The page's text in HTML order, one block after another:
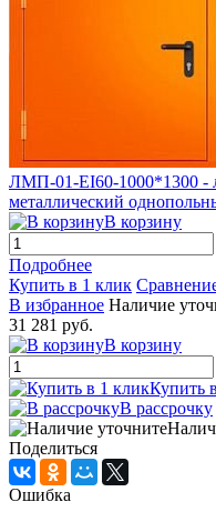
ЛМП-01-EI60-1000*1300 -
металлический
В корзину
Подробнее
Купить в 1 клик
В избранное Наличие
31 281 руб.
В корзину
Купить
В рассрочку
Поделиться
Ошибка